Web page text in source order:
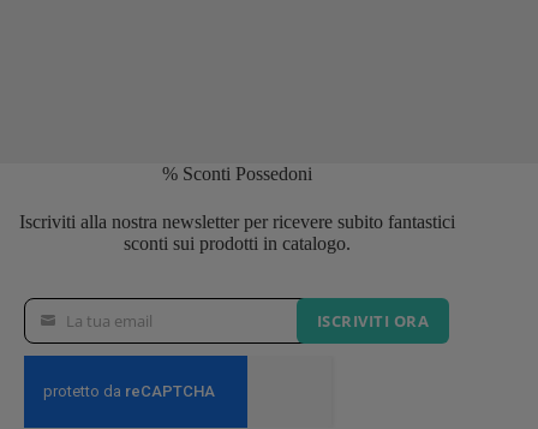
% Sconti Possedoni
Iscriviti alla nostra newsletter per ricevere subito fantastici
sconti sui prodotti in catalogo.
La
tua
La tua email ISCRIVITI ORA